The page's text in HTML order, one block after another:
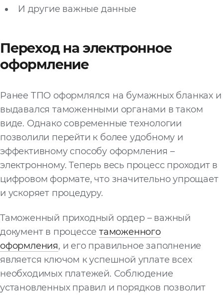
И другие важные данные
Переход на электронное
оформление
Ранее ТПО оформлялся на бумажных бланках и
выдавался таможенными органами в таком
виде. Однако современные технологии
позволили перейти к более удобному и
эффективному способу оформления –
электронному. Теперь весь процесс проходит в
цифровом формате, что значительно упрощает
и ускоряет процедуру.
Таможенный приходный ордер – важный
документ в процессетаможенного
оформления, и его правильное заполнение
является ключом к успешной уплате всех
необходимых платежей. Соблюдение
установленных правил и порядков позволит